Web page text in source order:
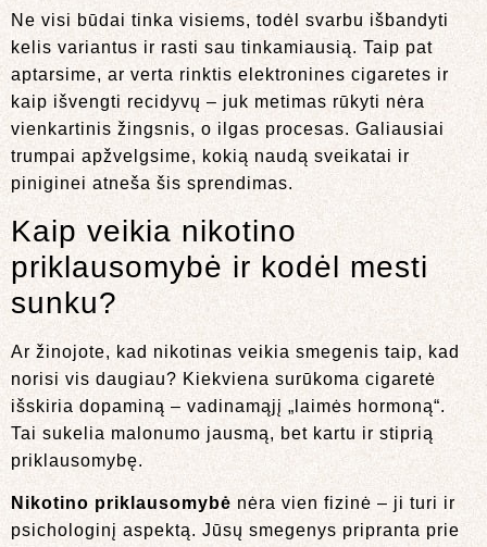
Ne visi būdai tinka visiems, todėl svarbu išbandyti
kelis variantus ir rasti sau tinkamiausią. Taip pat
aptarsime, ar verta rinktis elektronines cigaretes ir
kaip išvengti recidyvų – juk metimas rūkyti nėra
vienkartinis žingsnis, o ilgas procesas. Galiausiai
trumpai apžvelgsime, kokią naudą sveikatai ir
piniginei atneša šis sprendimas.
Kaip veikia nikotino
priklausomybė ir kodėl mesti
sunku?
Ar žinojote, kad nikotinas veikia smegenis taip, kad
norisi vis daugiau? Kiekviena surūkoma cigaretė
išskiria dopaminą – vadinamąjį „laimės hormoną“.
Tai sukelia malonumo jausmą, bet kartu ir stiprią
priklausomybę.
Nikotino priklausomybė nėra vien fizinė – ji turi ir
psichologinį aspektą. Jūsų smegenys pripranta prie